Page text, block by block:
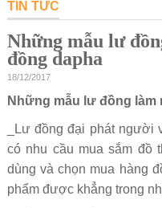
TIN TỨC
Những mẫu lư
đồng dapha
18/12/2017
Những mẫu lư đồng làm
_Lư đồng đại phát người
có nhu cầu mua sắm đồ
dùng và chọn mua hàng
phẩm được khẳng trong